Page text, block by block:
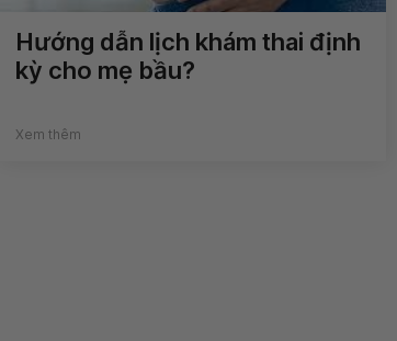
Hướng dẫn lịch khám thai định
kỳ cho mẹ bầu?
Xem thêm